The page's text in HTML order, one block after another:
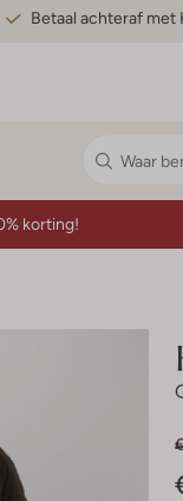
Betaal achteraf met
korting!